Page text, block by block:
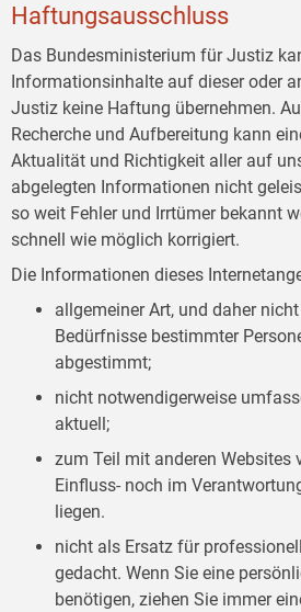
Haftungsausschluss
Das Bundesministerium für Justiz
Informationsinhalte auf dieser oder
Justiz keine Haftung übernehmen.
Recherche und Aufbereitung kann
Aktualität und Richtigkeit aller auf
abgelegten Informationen nicht
so weit Fehler und Irrtümer bekannt
schnell wie möglich korrigiert.
Die Informationen dieses
allgemeiner Art, und daher
Bedürfnisse bestimmter
abgestimmt;
nicht notwendigerweise
aktuell;
zum Teil mit anderen Websites
Einfluss- noch im
liegen.
nicht als Ersatz für
gedacht. Wenn Sie eine
benötigen, ziehen Sie immer